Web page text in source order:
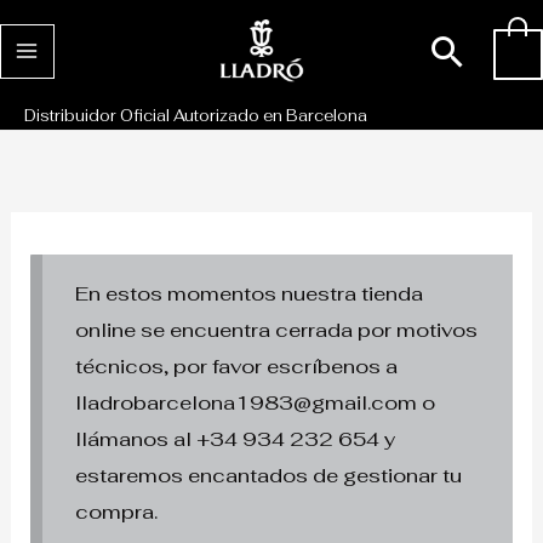
al
Distribuidor Oficial Autorizado en Barcelona
En estos momentos nuestra tienda
online se encuentra cerrada por motivos
técnicos, por favor escríbenos a
lladrobarcelona1983@gmail.com o
llámanos al +34 934 232 654 y
estaremos encantados de gestionar tu
compra.